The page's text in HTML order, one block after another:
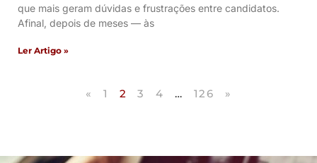
que mais geram dúvidas e frustrações entre candidatos.
Afinal, depois de meses — às
Ler Artigo »
« 1 2 3 4 … 126 »